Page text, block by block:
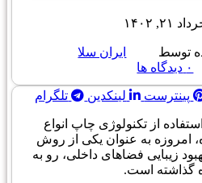
۲۱, ۱۴۰۲
توسط
ایران سلا
۰ دیدگاه ها
پینترست لینکدین تلگرام
از تکنولوژی چاپ انواع
امروزه به عنوان یکی از روش
زیبایی فضاهای داخلی، رو به
گذاشته است.